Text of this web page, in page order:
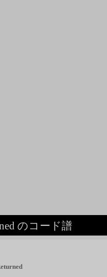
のコード譜をもっと見る ◆